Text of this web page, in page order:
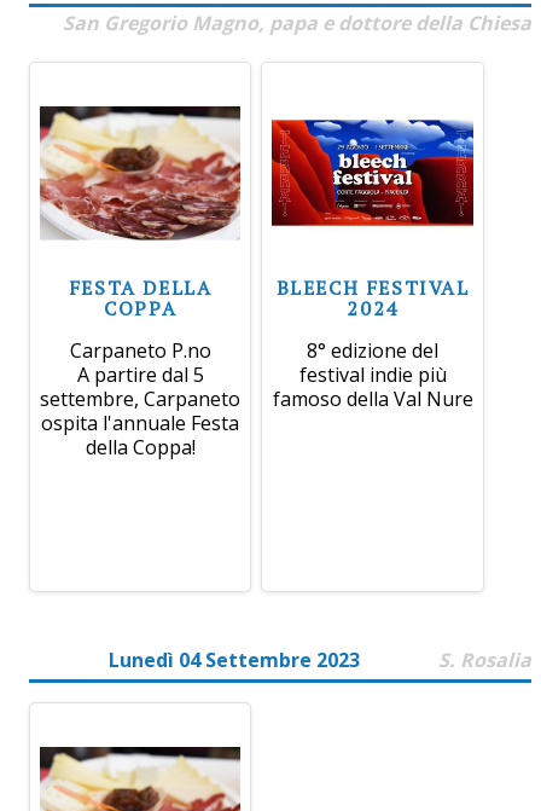
San Gregorio Magno, papa e dottore della Chiesa
FESTA DELLA
COPPA
Carpaneto P.no
A partire dal 5
settembre, Carpaneto
ospita l'annuale Festa
della Coppa!
BLEECH FESTIVAL
2024
8° edizione del
festival indie più
famoso della Val Nure
Lunedì 04 Settembre 2023 S. Rosalia